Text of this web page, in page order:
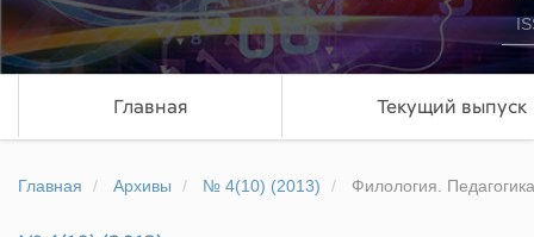
Главная Текущий выпуск
Главная Архивы № 4(10) (2013) Филология. Педагогика